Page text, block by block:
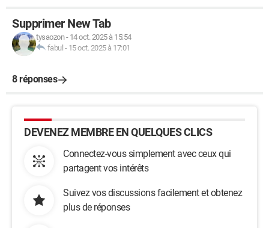
Supprimer New Tab
tysaozon- 14 oct. 2025 à 15:54
fabul - 15 oct. 2025 à 17:01
8 réponses
DEVENEZ MEMBRE EN QUELQUES CLICS
Connectez-vous simplement avec ceux qui
partagent vos intérêts
Suivez vos discussions facilement et obtenez
plus de réponses